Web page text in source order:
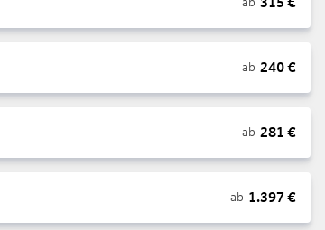
ab 240€
ab 281 €
ab 1.397 €